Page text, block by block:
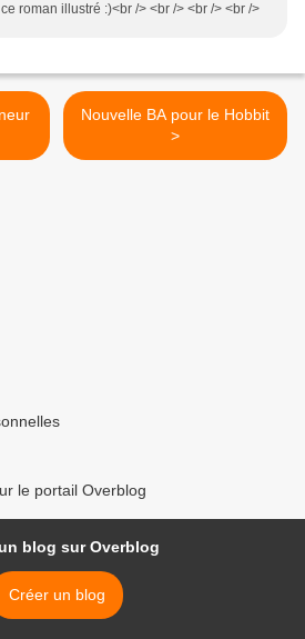
roman illustré :)<br /> <br /> <br /> <br />
Nouvelle BA pour le Hobbit
>
le portail Overblog
blog sur Overblog
Créer un blog